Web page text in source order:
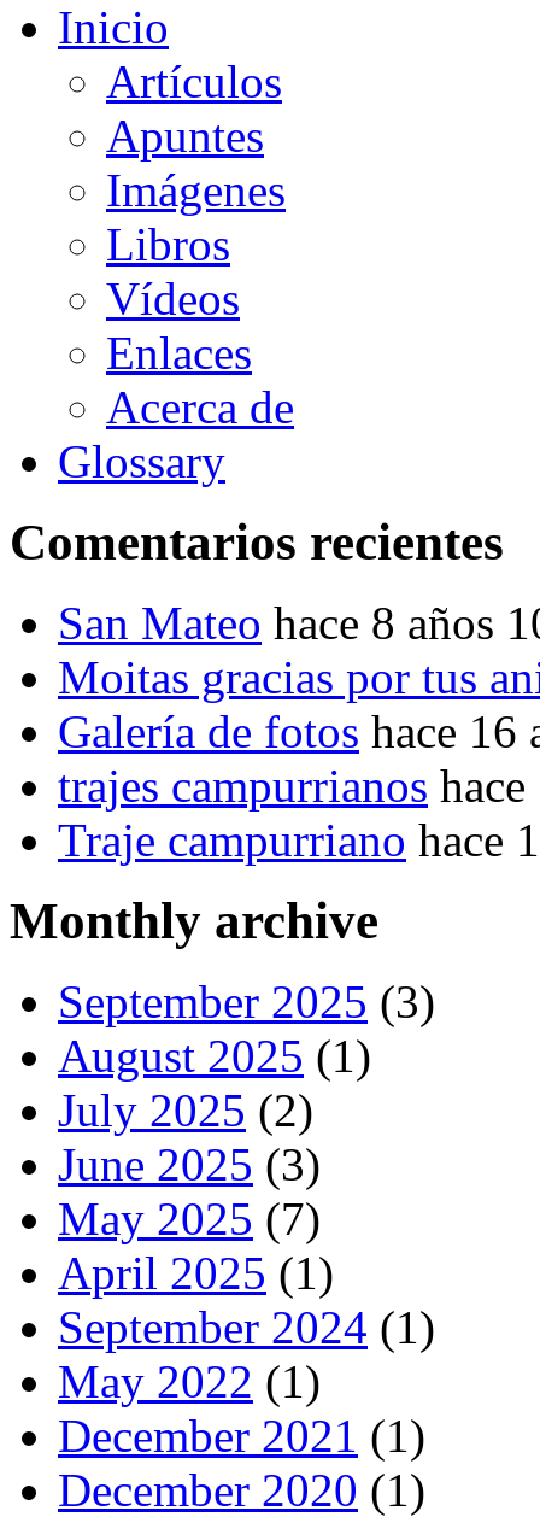
Inicio
Artículos
Apuntes
Imágenes
Libros
Vídeos
Enlaces
Acerca de
Glossary
Comentarios recientes
San Mateo hace 8 años
Moitas gracias por tus
Galería de fotos hace 16
trajes campurrianos
Traje campurriano hace
Monthly archive
September 2025 (3)
August 2025 (1)
July 2025 (2)
June 2025 (3)
May 2025 (7)
April 2025 (1)
September 2024 (1)
May 2022 (1)
December 2021 (1)
December 2020 (1)